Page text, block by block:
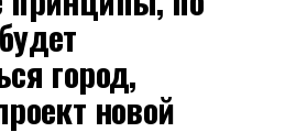
город,
новой